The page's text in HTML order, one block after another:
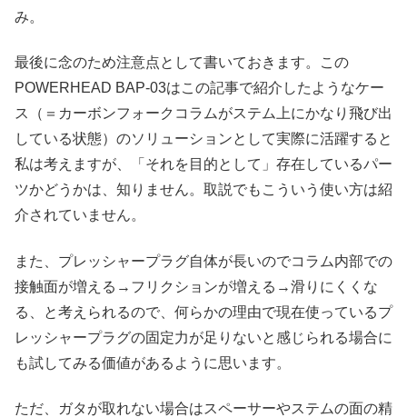
み。
最後に念のため注意点として書いておきます。この
POWERHEAD BAP-03はこの記事で紹介したようなケー
ス（＝カーボンフォークコラムがステム上にかなり飛び出
している状態）のソリューションとして実際に活躍すると
私は考えますが、「それを目的として」存在しているパー
ツかどうかは、知りません。取説でもこういう使い方は紹
介されていません。
また、プレッシャープラグ自体が長いのでコラム内部での
接触面が増える→フリクションが増える→滑りにくくな
る、と考えられるので、何らかの理由で現在使っているプ
レッシャープラグの固定力が足りないと感じられる場合に
も試してみる価値があるように思います。
ただ、ガタが取れない場合はスペーサーやステムの面の精